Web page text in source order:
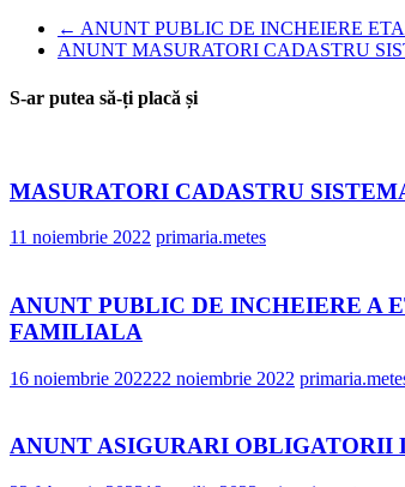
← ANUNT PUBLIC DE INCHEIERE
ANUNT MASURATORI CADASTRU
S-ar putea să-ți placă și
MASURATORI CADASTRU
11 noiembrie 2022 primaria.metes
ANUNT PUBLIC DE INCHEIERE A
FAMILIALA
16 noiembrie 202222 noiembrie 2022
ANUNT ASIGURARI OBLIGATORII